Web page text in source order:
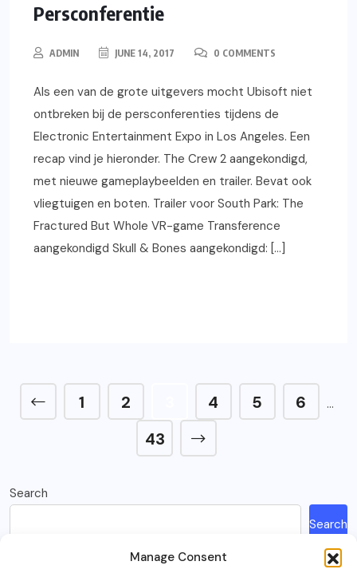
Manage Consent
Persconferentie
ADMIN JUNE 14, 2017 0 COMMENTS
Als een van de grote uitgevers mocht Ubisoft niet
ontbreken bij de persconferenties tijdens de
Electronic Entertainment Expo in Los Angeles. Een
recap vind je hieronder. The Crew 2 aangekondigd,
met nieuwe gameplaybeelden en trailer. Bevat ook
vliegtuigen en boten. Trailer voor South Park: The
Fractured But Whole VR-game Transference
aangekondigd Skull & Bones aangekondigd: […]
1 2 4 5 6 …
43
Search
Search